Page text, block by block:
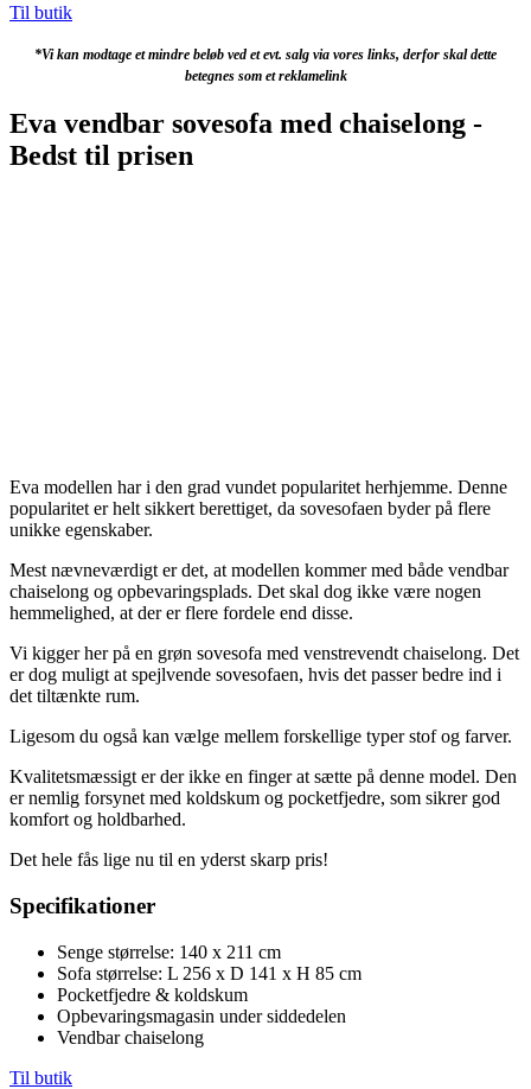
Til butik
*Vi kan modtage et mindre beløb ved et evt. salg via vores links, derfor skal dette
betegnes som et reklamelink
Eva vendbar sovesofa med chaiselong -
Bedst til prisen
Eva modellen har i den grad vundet popularitet herhjemme. Denne
popularitet er helt sikkert berettiget, da sovesofaen byder på flere
unikke egenskaber.
Mest nævneværdigt er det, at modellen kommer med både vendbar
chaiselong og opbevaringsplads. Det skal dog ikke være nogen
hemmelighed, at der er flere fordele end disse.
Vi kigger her på en grøn sovesofa med venstrevendt chaiselong. Det
er dog muligt at spejlvende sovesofaen, hvis det passer bedre ind i
det tiltænkte rum.
Ligesom du også kan vælge mellem forskellige typer stof og farver.
Kvalitetsmæssigt er der ikke en finger at sætte på denne model. Den
er nemlig forsynet med koldskum og pocketfjedre, som sikrer god
komfort og holdbarhed.
Det hele fås lige nu til en yderst skarp pris!
Specifikationer
Senge størrelse: 140 x 211 cm
Sofa størrelse: L 256 x D 141 x H 85 cm
Pocketfjedre & koldskum
Opbevaringsmagasin under siddedelen
Vendbar chaiselong
Til butik